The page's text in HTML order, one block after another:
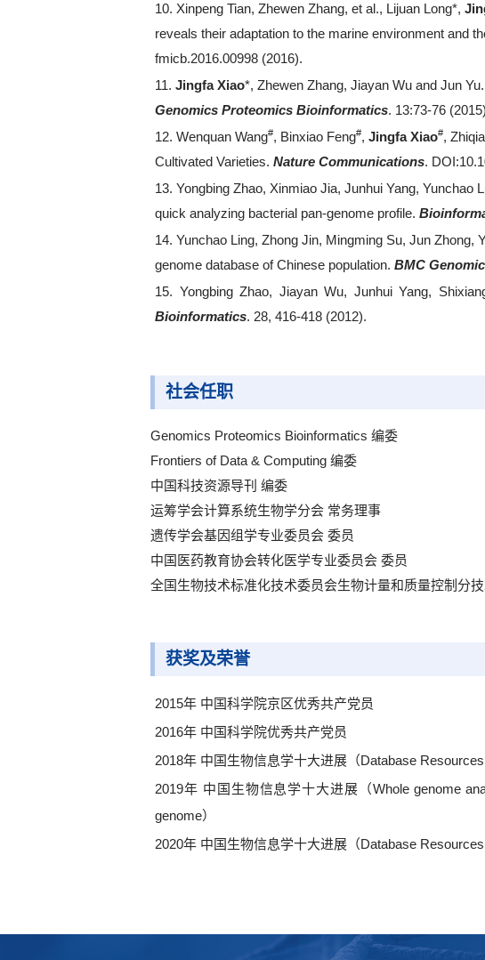
10. Xinpeng Tian, Zhewen Zhang, et al., Lijuan Long*,
reveals their adaptation to the marine environment and
fmicb.2016.00998 (2016).
11. Jingfa Xiao*, Zhewen Zhang, Jiayan Wu and Jun
Genomics Proteomics Bioinformatics. 13:73-76
12. Wenquan Wang#, Binxiao Feng#, Jingfa Xiao#,
Cultivated Varieties. Nature Communications.
13. Yongbing Zhao, Xinmiao Jia, Junhui Yang, Yunchao
quick analyzing bacterial pan-genome profile.
14. Yunchao Ling, Zhong Jin, Mingming Su, Jun Zhong,
genome database of Chinese population. BMC
15. Yongbing Zhao, Jiayan Wu, Junhui Yang,
Bioinformatics. 28, 416-418 (2012).
社会任职
Genomics Proteomics Bioinformatics 编委
Frontiers of Data & Computing 编委
中国科技资源导刊 编委
运筹学会计算系统生物学分会 常务理事
遗传学会基因组学专业委员会 委员
中国医药教育协会转化医学专业委员会 委员
全国生物技术标准化技术委员会生物计量和质量控制分
获奖及荣誉
2015年 中国科学院京区优秀共产党员
2016年 中国科学院优秀共产党员
2018年 中国生物信息学十大进展（Database Resources
2019年 中国生物信息学十大进展（Whole genome
genome）
2020年 中国生物信息学十大进展（Database